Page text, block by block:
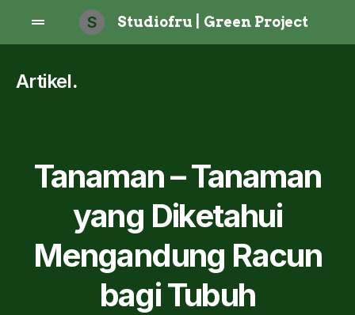
S Studiofru | Green Project
Artikel.
Tanaman – Tanaman
yang Diketahui
Mengandung Racun
bagi Tubuh